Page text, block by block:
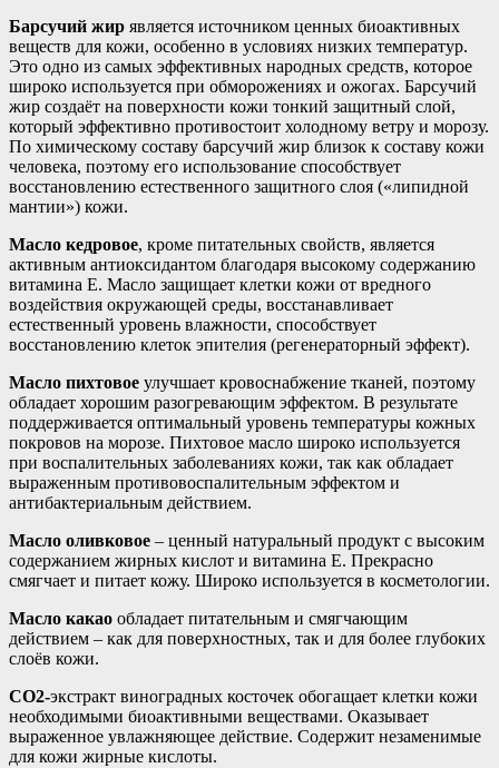
Барсучий жир является источником ценных биоактивных
веществ для кожи, особенно в условиях низких температур.
Это одно из самых эффективных народных средств, которое
широко используется при обморожениях и ожогах. Барсучий
жир создаёт на поверхности кожи тонкий защитный слой,
который эффективно противостоит холодному ветру и морозу.
По химическому составу барсучий жир близок к составу кожи
человека, поэтому его использование способствует
восстановлению естественного защитного слоя («липидной
мантии») кожи.
Масло кедровое, кроме питательных свойств, является
активным антиоксидантом благодаря высокому содержанию
витамина Е. Масло защищает клетки кожи от вредного
воздействия окружающей среды, восстанавливает
естественный уровень влажности, способствует
восстановлению клеток эпителия (регенераторный эффект).
Масло пихтовое улучшает кровоснабжение тканей, поэтому
обладает хорошим разогревающим эффектом. В результате
поддерживается оптимальный уровень температуры кожных
покровов на морозе. Пихтовое масло широко используется
при воспалительных заболеваниях кожи, так как обладает
выраженным противовоспалительным эффектом и
антибактериальным действием.
Масло оливковое – ценный натуральный продукт с высоким
содержанием жирных кислот и витамина Е. Прекрасно
смягчает и питает кожу. Широко используется в косметологии.
Масло какао обладает питательным и смягчающим
действием – как для поверхностных, так и для более глубоких
слоёв кожи.
СО2-экстракт виноградных косточек обогащает клетки кожи
необходимыми биоактивными веществами. Оказывает
выраженное увлажняющее действие. Содержит незаменимые
для кожи жирные кислоты.